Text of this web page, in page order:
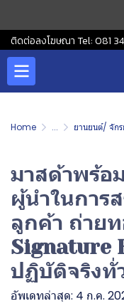
ติดต่อลงโฆษณา Tel: 081
Home ... ยานยนต์/ จัก
มาสด้าพร้อ
ผู้นำในการ
ลูกค้า ถ่าย
Signature
ปฏิบัติจริงทั่
อัพเดทล่าสุด: 4 ก.ค.